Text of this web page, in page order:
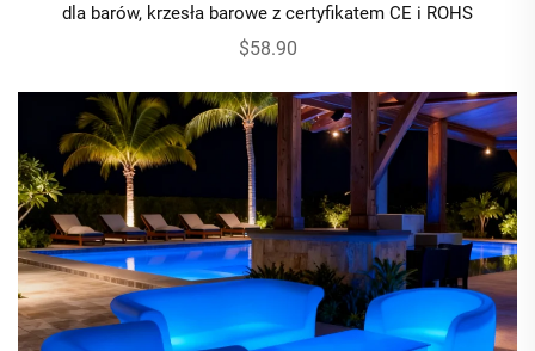
dla barów, krzesła barowe z certyfikatem CE i ROHS
$58.90